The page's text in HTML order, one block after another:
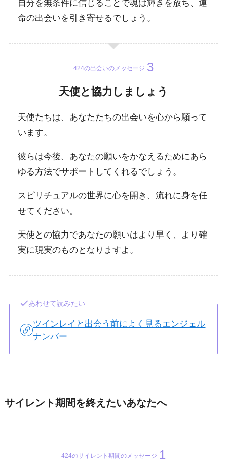
自分を無条件に信じることで魂は輝きを放ち、運
命の出会いを引き寄せるでしょう。
424の出会いのメッセージ
天使と協力しましょう
天使たちは、あなたたちの出会いを心から願って
います。
彼らは今後、あなたの願いをかなえるためにあら
ゆる方法でサポートしてくれるでしょう。
スピリチュアルの世界に心を開き、流れに身を任
せてください。
天使との協力であなたの願いはより早く、より確
実に現実のものとなりますよ。
あわせて読みたい
ツインレイと出会う前によく見るエンジェル
ナンバー
サイレント期間を終えたいあなたへ
424のサイレント期間のメッセージ